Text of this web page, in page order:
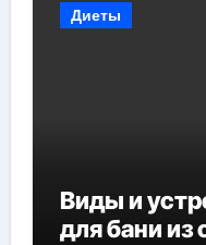
Диеты
Виды и
для бани из